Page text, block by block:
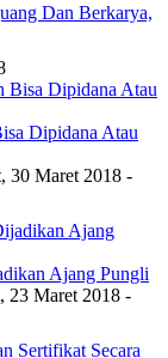
Dan Berkarya,
Dipidana Atau
30 Maret 2018 -
Ajang Pungli
23 Maret 2018 -